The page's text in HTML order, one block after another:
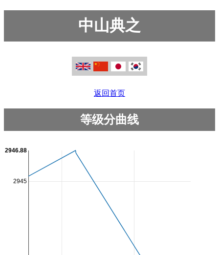
中山典之
返回首页
等级分曲线
2945
2946.88